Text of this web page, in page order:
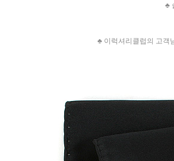
♣
♣ 이럭셔리클럽의 고객